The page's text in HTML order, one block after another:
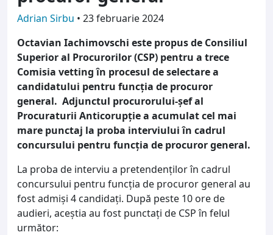
Adrian Sirbu • 23 februarie 2024
Octavian Iachimovschi este propus de Consiliul
Superior al Procurorilor (CSP) pentru a trece
Comisia vetting în procesul de selectare a
candidatului pentru funcția de procuror
general. Adjunctul procurorului-șef al
Procuraturii Anticorupție a acumulat cel mai
mare punctaj la proba interviului în cadrul
concursului pentru funcția de procuror general.
La proba de interviu a pretendenților în cadrul
concursului pentru funcția de procuror general au
fost admiși 4 candidați. După peste 10 ore de
audieri, aceștia au fost punctați de CSP în felul
următor: